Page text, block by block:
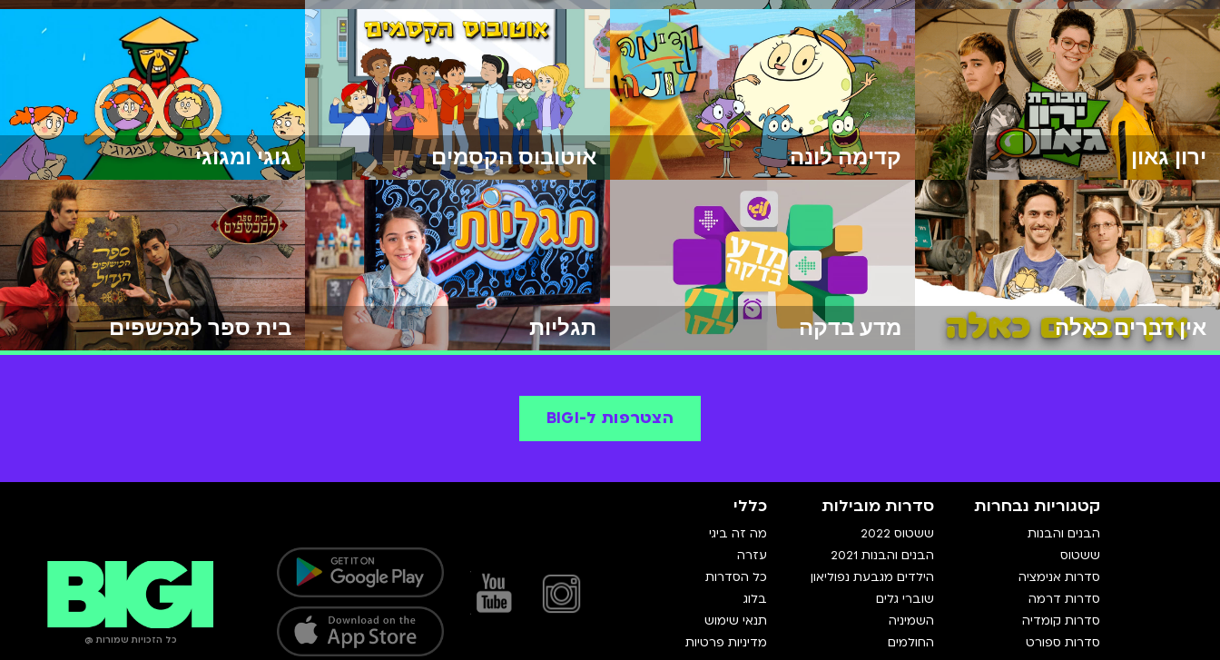
ירון גאון קדימה לונה אוטובוס הקסמים גוגי ומגוגי
אין דברים כאלה מדע בדקה תגליות בית ספר למכשפים
הצטרפות ל-BIGI
קטגוריות נבחרות
הבנים והבנות
ששטוס
סדרות אנימציה
סדרות דרמה
סדרות קומדיה
סדרות ספורט
סדרות מובילות
ששטוס 2022
הבנים והבנות 2021
הילדים מגבעת נפוליאון
שוברי גלים
השמיניה
החולמים
כללי
מה זה ביגי
עזרה
כל הסדרות
בלוג
תנאי שימוש
מדיניות פרטיות
כל הזכויות שמורות @